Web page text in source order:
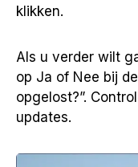
klikken.
Als u verder wilt
op Ja of Nee bij
opgelost?”.
updates.